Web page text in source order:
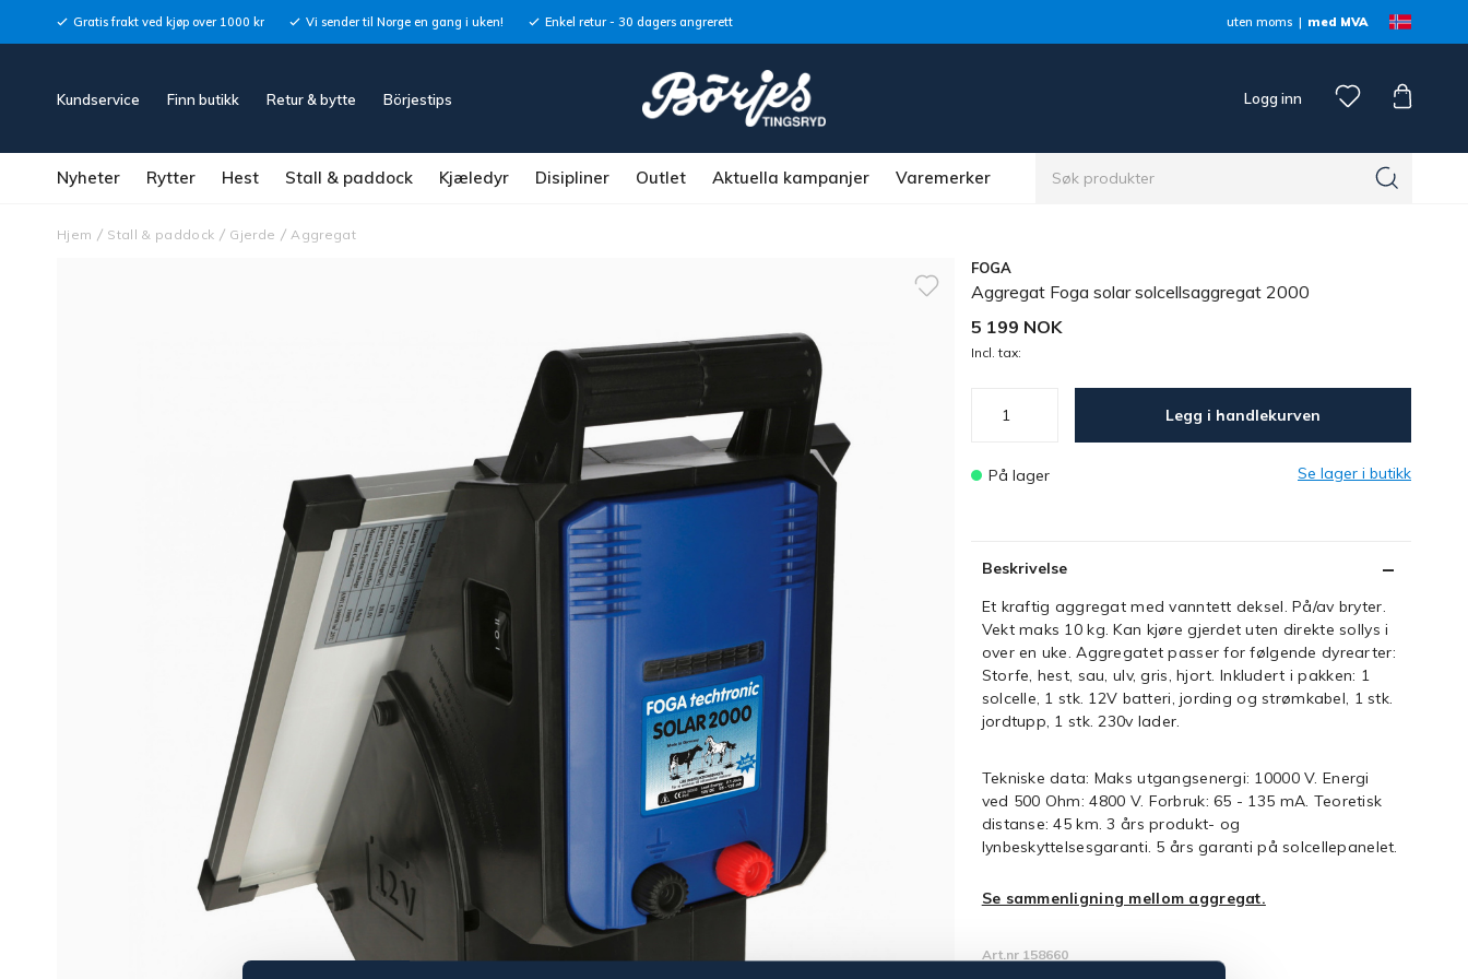
Gratis frakt ved kjøp over 1000 kr Vi sender til Norge en gang i uken! Enkel retur - 30 dagers angrerett uten moms med MVA
Kundservice Finn butikk Retur & bytte Börjestips Logg inn
Nyheter Rytter Hest Stall & paddock Kjæledyr Disipliner Outlet Aktuella kampanjer Varemerker
Hjem Stall & paddock Gjerde Aggregat
FOGA
Aggregat Foga solar solcellsaggregat 2000
5 199 NOK
Incl. tax:
Legg i handlekurven
På lager Se lager i butikk
Beskrivelse
Et kraftig aggregat med vanntett deksel. På/av bryter.
Vekt maks 10 kg. Kan kjøre gjerdet uten direkte sollys i
over en uke. Aggregatet passer for følgende dyrearter:
Storfe, hest, sau, ulv, gris, hjort. Inkludert i pakken: 1
solcelle, 1 stk. 12V batteri, jording og strømkabel, 1 stk.
jordtupp, 1 stk. 230v lader.
Tekniske data: Maks utgangsenergi: 10000 V. Energi
ved 500 Ohm: 4800 V. Forbruk: 65 - 135 mA. Teoretisk
distanse: 45 km. 3 års produkt- og
lynbeskyttelsesgaranti. 5 års garanti på solcellepanelet.
Se sammenligning mellom aggregat.
Art.nr 158660